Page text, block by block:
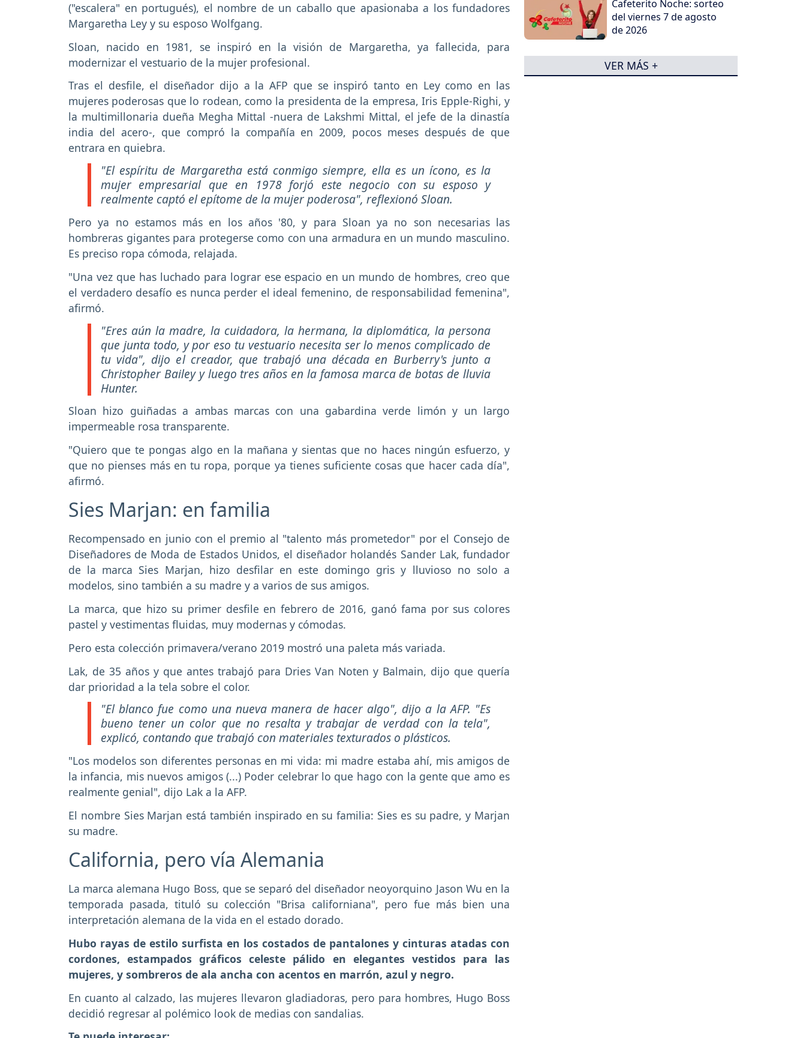
("escalera" en portugués), el nombre de un caballo que apasionaba a los fundadores
Margaretha Ley y su esposo Wolfgang.
Sloan, nacido en 1981, se inspiró en la visión de Margaretha, ya fallecida, para
modernizar el vestuario de la mujer profesional.
Tras el desfile, el diseñador dijo a la AFP que se inspiró tanto en Ley como en las
mujeres poderosas que lo rodean, como la presidenta de la empresa, Iris Epple-Righi, y
la multimillonaria dueña Megha Mittal -nuera de Lakshmi Mittal, el jefe de la dinastía
india del acero-, que compró la compañía en 2009, pocos meses después de que
entrara en quiebra.
"El espíritu de Margaretha está conmigo siempre, ella es un ícono, es la
mujer empresarial que en 1978 forjó este negocio con su esposo y
realmente captó el epítome de la mujer poderosa", reflexionó Sloan.
Pero ya no estamos más en los años '80, y para Sloan ya no son necesarias las
hombreras gigantes para protegerse como con una armadura en un mundo masculino.
Es preciso ropa cómoda, relajada.
"Una vez que has luchado para lograr ese espacio en un mundo de hombres, creo que
el verdadero desafío es nunca perder el ideal femenino, de responsabilidad femenina",
afirmó.
"Eres aún la madre, la cuidadora, la hermana, la diplomática, la persona
que junta todo, y por eso tu vestuario necesita ser lo menos complicado de
tu vida", dijo el creador, que trabajó una década en Burberry's junto a
Christopher Bailey y luego tres años en la famosa marca de botas de lluvia
Hunter.
Sloan hizo guiñadas a ambas marcas con una gabardina verde limón y un largo
impermeable rosa transparente.
"Quiero que te pongas algo en la mañana y sientas que no haces ningún esfuerzo, y
que no pienses más en tu ropa, porque ya tienes suficiente cosas que hacer cada día",
afirmó.
Sies Marjan: en familia
Recompensado en junio con el premio al "talento más prometedor" por el Consejo de
Diseñadores de Moda de Estados Unidos, el diseñador holandés Sander Lak, fundador
de la marca Sies Marjan, hizo desfilar en este domingo gris y lluvioso no solo a
modelos, sino también a su madre y a varios de sus amigos.
La marca, que hizo su primer desfile en febrero de 2016, ganó fama por sus colores
pastel y vestimentas fluidas, muy modernas y cómodas.
Pero esta colección primavera/verano 2019 mostró una paleta más variada.
Lak, de 35 años y que antes trabajó para Dries Van Noten y Balmain, dijo que quería
dar prioridad a la tela sobre el color.
"El blanco fue como una nueva manera de hacer algo", dijo a la AFP. "Es
bueno tener un color que no resalta y trabajar de verdad con la tela",
explicó, contando que trabajó con materiales texturados o plásticos.
"Los modelos son diferentes personas en mi vida: mi madre estaba ahí, mis amigos de
la infancia, mis nuevos amigos (...) Poder celebrar lo que hago con la gente que amo es
realmente genial", dijo Lak a la AFP.
El nombre Sies Marjan está también inspirado en su familia: Sies es su padre, y Marjan
su madre.
California, pero vía Alemania
La marca alemana Hugo Boss, que se separó del diseñador neoyorquino Jason Wu en la
temporada pasada, tituló su colección "Brisa californiana", pero fue más bien una
interpretación alemana de la vida en el estado dorado.
Hubo rayas de estilo surfista en los costados de pantalones y cinturas atadas con
cordones, estampados gráficos celeste pálido en elegantes vestidos para las
mujeres, y sombreros de ala ancha con acentos en marrón, azul y negro.
En cuanto al calzado, las mujeres llevaron gladiadoras, pero para hombres, Hugo Boss
decidió regresar al polémico look de medias con sandalias.
Cafeterito Noche: sorteo
del viernes 7 de agosto
de 2026
VER MÁS +